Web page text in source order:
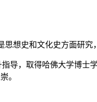
想史和文化史方面研究
，取得哈佛大学博士
。